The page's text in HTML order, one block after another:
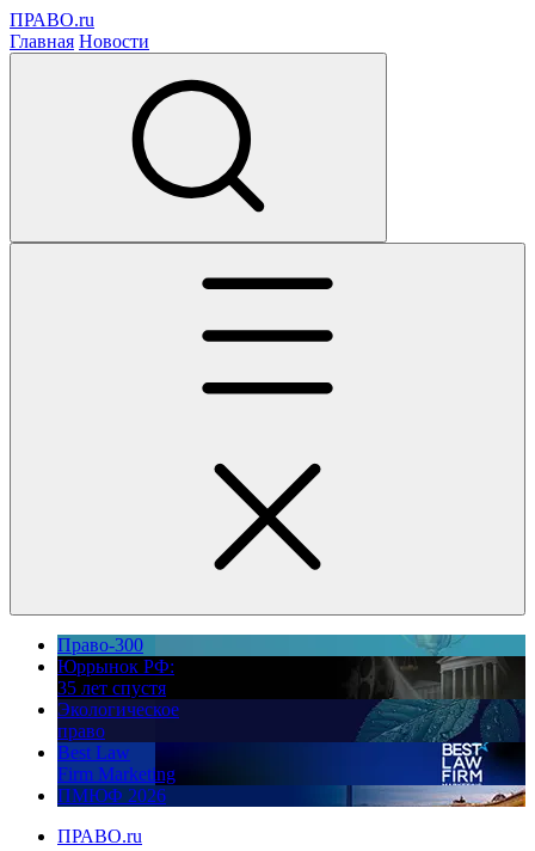
ПРАВО.ru
Главная Новости
Право-300
Юррынок РФ:
35 лет спустя
Экологическое
право
Best Law
Firm Marketing
ПМЮФ 2026
ПРАВО.ru